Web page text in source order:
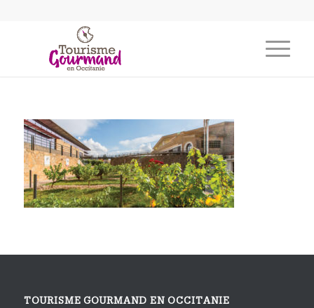
TOURISME GOURMAND EN OCCITANIE